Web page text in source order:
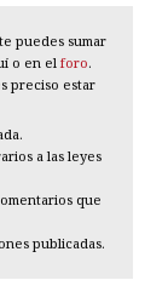
puedes sumar
o en el foro.
preciso estar
a las leyes
que
publicadas.